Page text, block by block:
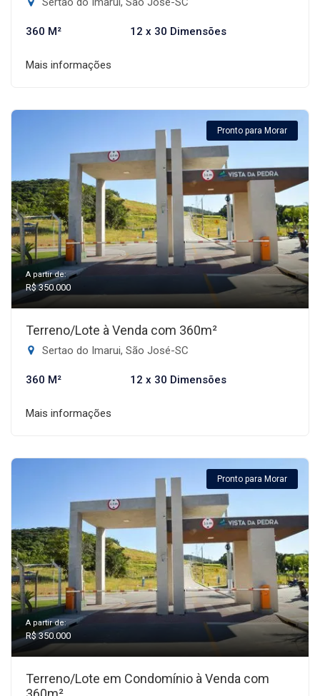
360 M² 12 x 30 Dimensões
Mais informações
Pronto para Morar
A partir de:
R$ 350.000
Terreno/Lote à Venda com 360m²
Sertao do Imarui, São José-SC
360 M² 12 x 30 Dimensões
Mais informações
Pronto para Morar
A partir de:
R$ 350.000
Terreno/Lote em Condomínio à Venda com